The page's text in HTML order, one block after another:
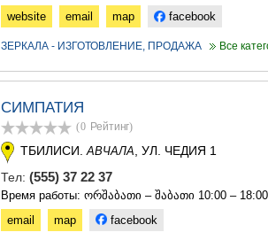
website
email map facebook
ЗЕРКАЛА - ИЗГОТОВЛЕНИЕ, ПРОДАЖА Все
СИМПАТИЯ
(0 Рейтинг)
ТБИЛИСИ. АВЧАЛА , УЛ. ЧЕДИЯ 1
Тел: (555) 37 22 37
Время работы: ორშაბათი – შაბათი 10:00 – 18:00
email
map facebook